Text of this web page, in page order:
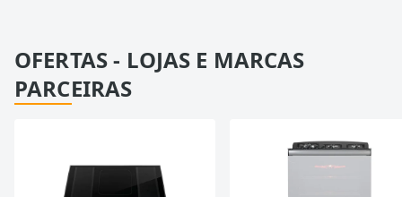
OFERTAS - LOJAS E MARCAS
PARCEIRAS